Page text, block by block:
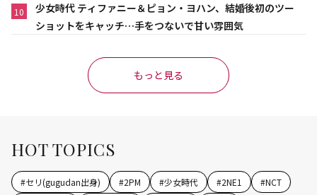
10
少女時代 ティファニー＆ピョン・ヨハン、結婚後初のツー
ショットをキャッチ…手をつないで甘い雰囲気
もっと見る
HOT TOPICS
#セリ(gugudan出身) #2PM #少女時代 #2NE1 #NCT